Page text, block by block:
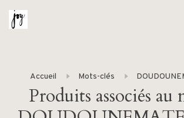
Accueil Mots-clés
Produits associés au